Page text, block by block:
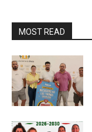
MOST READ